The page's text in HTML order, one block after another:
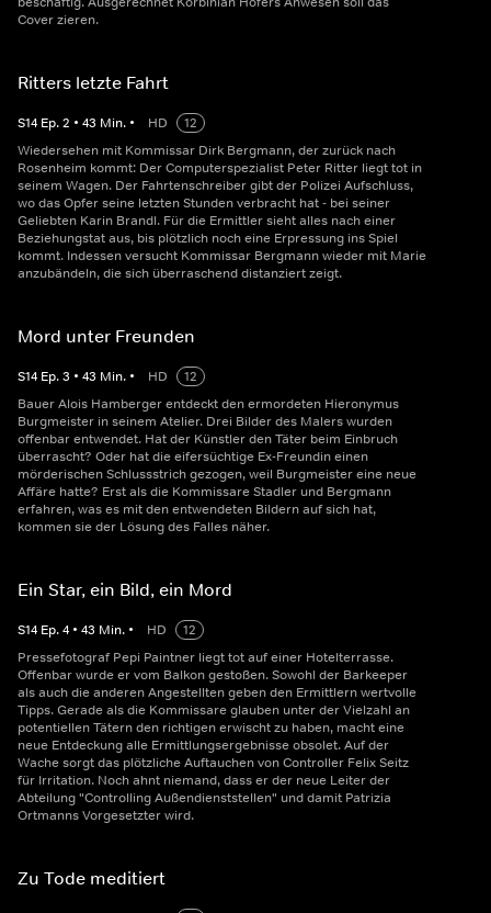
Cover zieren.
Ritters letzte Fahrt
S14 Ep.2 • 43 Min. • HD
12
Wiedersehen mit Kommissar Dirk Bergmann, der zurück nach
Rosenheim kommt: Der Computerspezialist Peter Ritter liegt tot in
seinem Wagen. Der Fahrtenschreiber gibt der Polizei Aufschluss,
wo das Opfer seine letzten Stunden verbracht hat - bei seiner
Geliebten Karin Brandl. Für die Ermittler sieht alles nach einer
Beziehungstat aus, bis plötzlich noch eine Erpressung ins Spiel
kommt. Indessen versucht Kommissar Bergmann wieder mit Marie
anzubändeln, die sich überraschend distanziert zeigt.
Mord unter Freunden
S14 Ep.3 • 43 Min. • HD
12
Bauer Alois Hamberger entdeckt den ermordeten Hieronymus
Burgmeister in seinem Atelier. Drei Bilder des Malers wurden
offenbar entwendet. Hat der Künstler den Täter beim Einbruch
überrascht? Oder hat die eifersüchtige Ex-Freundin einen
mörderischen Schlussstrich gezogen, weil Burgmeister eine neue
Affäre hatte? Erst als die Kommissare Stadler und Bergmann
erfahren, was es mit den entwendeten Bildern auf sich hat,
kommen sie der Lösung des Falles näher.
Ein Star, ein Bild, ein Mord
S14 Ep.4 • 43 Min. • HD
12
Pressefotograf Pepi Paintner liegt tot auf einer Hotelterrasse.
Offenbar wurde er vom Balkon gestoßen. Sowohl der Barkeeper
als auch die anderen Angestellten geben den Ermittlern wertvolle
Tipps. Gerade als die Kommissare glauben unter der Vielzahl an
potentiellen Tätern den richtigen erwischt zu haben, macht eine
neue Entdeckung alle Ermittlungsergebnisse obsolet. Auf der
Wache sorgt das plötzliche Auftauchen von Controller Felix Seitz
für Irritation. Noch ahnt niemand, dass er der neue Leiter der
Abteilung "Controlling Außendienststellen" und damit Patrizia
Ortmanns Vorgesetzter wird.
Zu Tode meditiert